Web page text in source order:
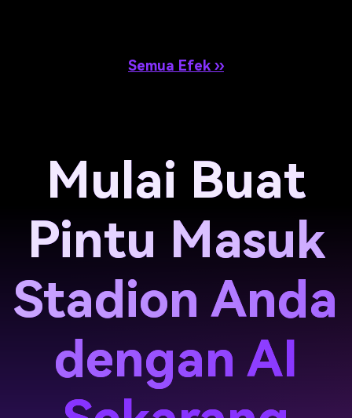
Semua Efek ››
Mulai Buat
Pintu Masuk
Stadion Anda
dengan AI